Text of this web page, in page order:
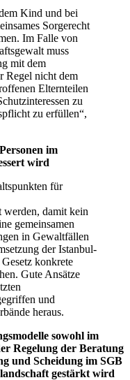
Kind und bei
Sorgerecht
Im Falle von
muss
mit dem
Regel nicht dem
Elternteilen
zu
zu erfüllen“,
im
wird
für
werden, damit kein
gemeinsamen
in Gewaltfällen
der Istanbul-
konkrete
Gute Ansätze
und
heraus.
sowohl im
Regelung der Beratung
und Scheidung im SGB
gestärkt wird